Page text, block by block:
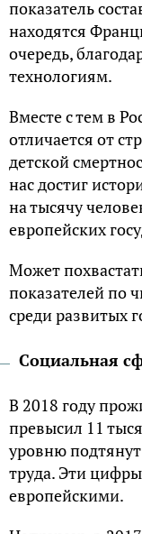
показатель
находятся
очередь,
технологиям.
Вместе с тем в
отличается от
детской
нас достиг
на тысячу
европейских
Может
показателей по
среди развитых
Социальная
В 2018 году
превысил 11
уровню
труда. Эти
европейскими.